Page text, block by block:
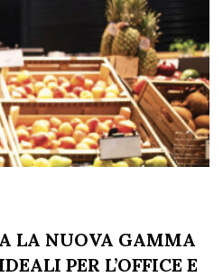
LA NUOVA GAMMA
PER L’OFFICE E